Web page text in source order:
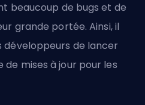
beaucoup de bugs et de
grande portée. Ainsi, il
de lancer
mises à jour pour les